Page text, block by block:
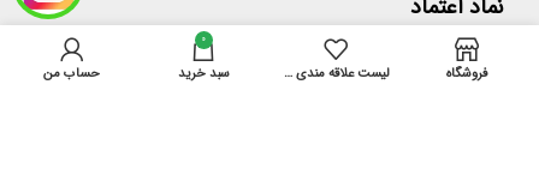
فروشگاه لیست علاقه مندی ها
0
سبد خرید حساب من